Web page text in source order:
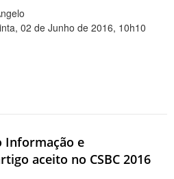
02 de Junho de 2016, 10h10
Informação e
aceito no CSBC 2016